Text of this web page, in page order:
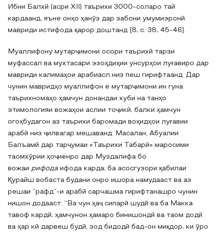
Ибни Балхӣ (асри XII) таърихи 3000-соларо тай
кардаанд, яъне онҳо ҳанӯз дар забони умумиэронӣ
мавриди истифода қарор доштанд [8, с. 38, 45-46].
Муаллифону мутарҷимони осори таърихӣ тарзи
муфассал ва мухтасари эзоҳдиҳии унсурҳои луғавиро дар
мавриди калимаҳои арабиасл низ пеш гирифтаанд. Дар
чунин мавридҳо муаллифон ё мутарҷимони ин гуна
таърихномаҳо ҳамчун донандаи хуби на танҳо
этимологияи вожаҳои аслии тоҷикӣ, балки ҳамчун
огоҳбудагон аз таърихи баромади воҳидҳои луғавии
арабӣ низ ҷилвагар мешаванд. Масалан, Абуалии
Балъамӣ дар тарҷумаи «Таърихи Табарӣ» маросими
таомхӯрии ҳоҷиёнро дар Муздалифа бо
вожаи рифода ифода карда, ба асосгузори қабилаи
Қурайш вобаста будани онро ишора намудааст ва аз
решаи “рафд”-и арабӣ сарчашма гирифтанашро чунин
нишон додааст: “Ва чун ҳаҷ сипарӣ шудӣ ва ба Макка
тавоф кардӣ, ҳамчунон ҳамаро бинишондӣ ва таом додӣ
ва ҳар кӣ дарвеш будӣ, зод бидодӣ бад-он миқдор, ки ӯро